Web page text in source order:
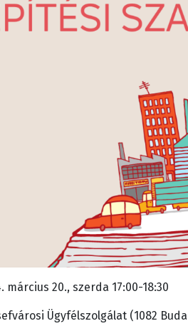
március 20., szerda 17:00-18:30
Ügyfélszolgálat (1082